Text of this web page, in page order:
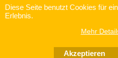
Diese Seite benutzt Cookies für
Erlebnis.
Mehr
Akzeptieren